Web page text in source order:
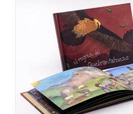
variantes.
Las
opciones
se
pueden
elegir
en
la
página
de
producto